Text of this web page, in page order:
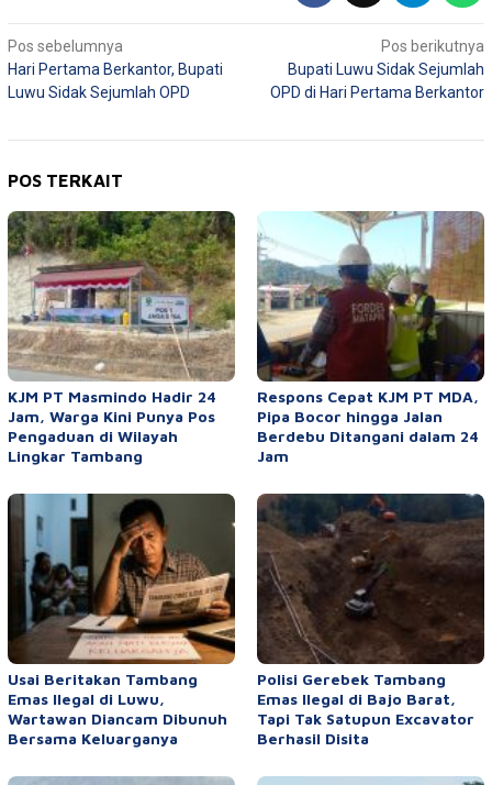
Navigasi
pos
Pos sebelumnya
Hari Pertama Berkantor, Bupati
Luwu Sidak Sejumlah OPD
Pos berikutnya
Bupati Luwu Sidak Sejumlah
OPD di Hari Pertama Berkantor
POS TERKAIT
KJM PT Masmindo Hadir 24
Jam, Warga Kini Punya Pos
Pengaduan di Wilayah
Lingkar Tambang
Respons Cepat KJM PT MDA,
Pipa Bocor hingga Jalan
Berdebu Ditangani dalam 24
Jam
Usai Beritakan Tambang
Emas Ilegal di Luwu,
Wartawan Diancam Dibunuh
Bersama Keluarganya
Polisi Gerebek Tambang
Emas Ilegal di Bajo Barat,
Tapi Tak Satupun Excavator
Berhasil Disita